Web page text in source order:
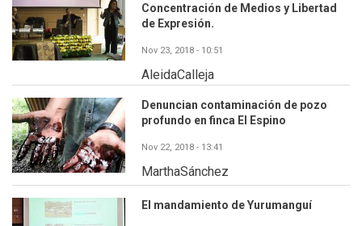
Concentración de Medios y Libertad
de Expresión.
Nov 23, 2018 - 10:51
AleidaCalleja
Denuncian contaminación de pozo
profundo en finca El Espino
Nov 22, 2018 - 13:41
MarthaSánchez
El mandamiento de Yurumanguí